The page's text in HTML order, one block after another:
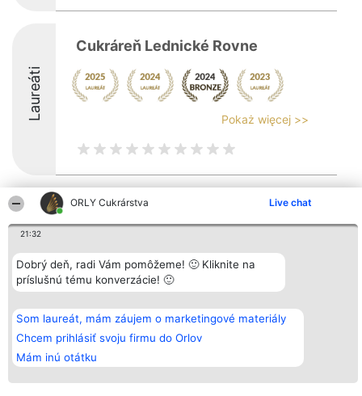
ORLY Cukrárstva Live chat
21:32
Dobrý deň, radi Vám pomôžeme! 🙂 Kliknite na
príslušnú tému konverzácie! 🙂
Som laureát, mám záujem o marketingové materiály
Chcem prihlásiť svoju firmu do Orlov
Mám inú otátku
Laureáti
Cukráreň Lednické Rovne
Pokaż więcej >>
Organizátor hodnotenia
o. sp. k.
Wrocław 50-079
KRS 0000749100 | Regon
381313360 | NIP 8943132676
+48 508 492 400
Laureatów
Podmienky
Obchodné
podmienky
ochrany
údajov
Kontakt